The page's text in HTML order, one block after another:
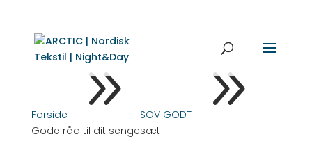
Forside 9 SOV GODT 9
Gode råd til dit sengesæt